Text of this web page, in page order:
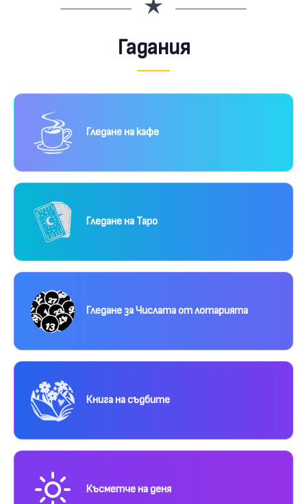
Гадания
Гледане на кафе
Гледане на Таро
Гледане за Числата от лотарията
Книга на съдбите
Късметче на деня